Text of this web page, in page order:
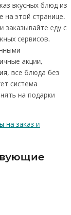
вкусных блюд из
на этой странице.
заказывайте еду с
сервисов.
акции,
все блюда без
система
на подарки
на заказ и